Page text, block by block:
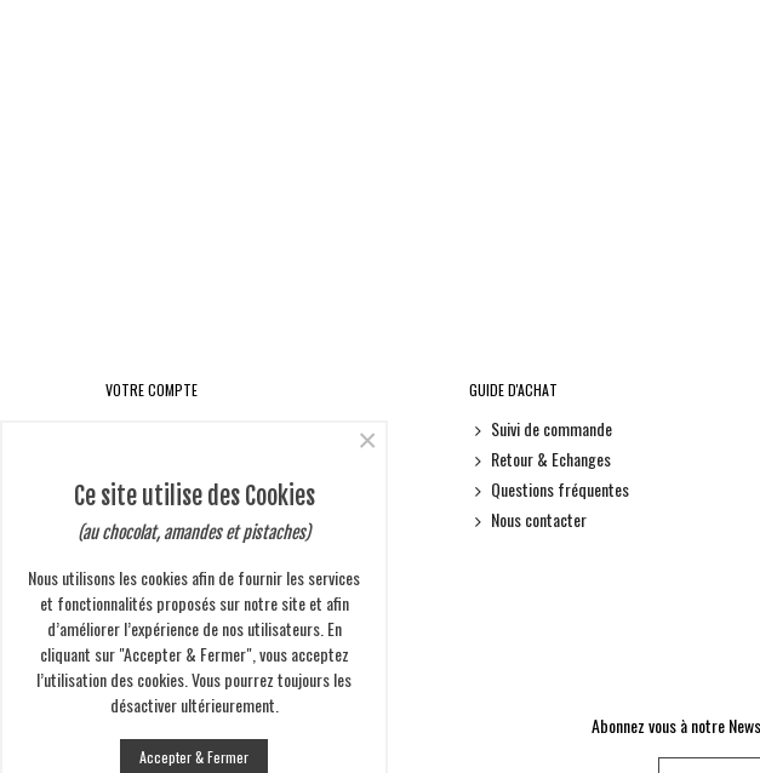
VOTRE COMPTE
Commandes
Avoirs
Adresses
Bons de réduction
GUIDE D'ACHAT
Suivi de commande
Retour & Echanges
Questions fréquentes
Nous contacter
NEWSLETTER
Abonnez vous à notre
Ce site utilise des Cookies
(au chocolat, amandes et pistaches)
Nous utilisons les cookies afin de fournir les services
et fonctionnalités proposés sur notre site et afin
d’améliorer l’expérience de nos utilisateurs. En
cliquant sur "Accepter & Fermer", vous acceptez
l’utilisation des cookies. Vous pourrez toujours les
désactiver ultérieurement.
Accepter & Fermer
×